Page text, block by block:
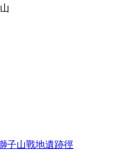
子山戰地遺跡徑